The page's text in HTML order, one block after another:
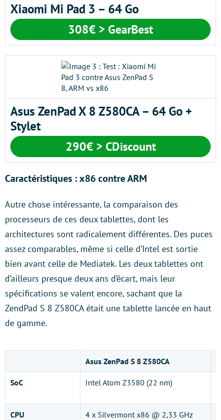
Xiaomi Mi Pad 3 – 64 Go
308€ > GearBest
Asus ZenPad X 8 Z580CA – 64 Go +
Stylet
290€ > CDiscount
Caractéristiques : x86 contre ARM
Autre chose intéressante, la comparaison des
processeurs de ces deux tablettes, dont les
architectures sont radicalement différentes. Des puces
assez comparables, même si celle d’Intel est sortie
bien avant celle de Mediatek. Les deux tablettes ont
d’ailleurs presque deux ans d’écart, mais leur
spécifications se valent encore, sachant que la
ZendPad S 8 Z580CA était une tablette lancée en haut
de gamme.
Asus ZenPad S 8 Z580CA
SoC Intel Atom Z3580 (22 nm)
CPU
4 x Silvermont x86 @ 2,33 GHz